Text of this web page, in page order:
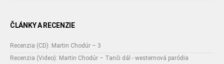
ČLÁNKY A RECENZIE
Recenzia (CD): Martin Chodúr – 3
Recenzia (Video): Martin Chodúr – Tanči dál - westernová paródia